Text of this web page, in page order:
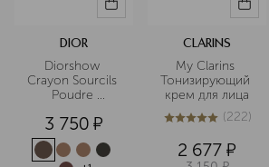
DIOR
Diorshow
Crayon Sourcils
Poudre
бровей с
точилкой
3 750 ¤
CLARINS
My Clarins
Тонизирующий
крем для лица
5из 5222 (222)
2 677 ¤